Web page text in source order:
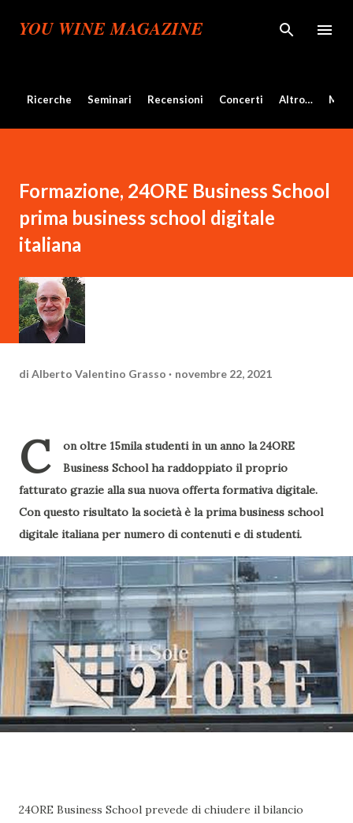
Passa ai contenuti principali
YOU WINE MAGAZINE
Ricerche Seminari Recensioni Concerti Altro…
Formazione, 24ORE Business School
prima business school digitale
italiana
di Alberto Valentino Grasso novembre 22, 2021
C
on oltre 15mila studenti in un anno la 24ORE
Business School ha raddoppiato il proprio
fatturato grazie alla sua nuova offerta formativa digitale.
Con questo risultato la società è la prima business school
digitale italiana per numero di contenuti e di studenti.
24ORE Business School prevede di chiudere il bilancio